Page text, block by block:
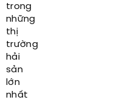
trong
những
thị
trường
hải
sản
lớn
nhất